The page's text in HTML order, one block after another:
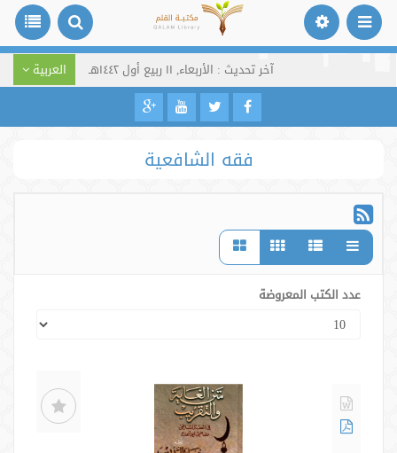
آخر تحديث : الأربعاء, ١١ ربيع أول ١٤٤٢هـ العربية
فقه الشافعية
عدد الكتب المعروضة